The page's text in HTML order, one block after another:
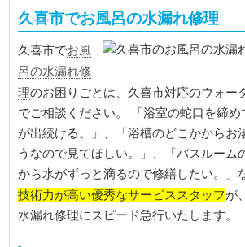
久喜市でお風呂の水漏れ修理
久喜市でお風
呂の水漏れ修
理のお困りごとは、久喜市対応のウォー
でご相談ください。 「浴室の蛇口を締め
が出続ける。」、「浴槽のどこかからお
うなので見てほしい。」、「バスルーム
から水がずっと滴るので修繕したい。」
技術力が高い優秀なサービススタッフが
水漏れ修理にスピード急行いたします。